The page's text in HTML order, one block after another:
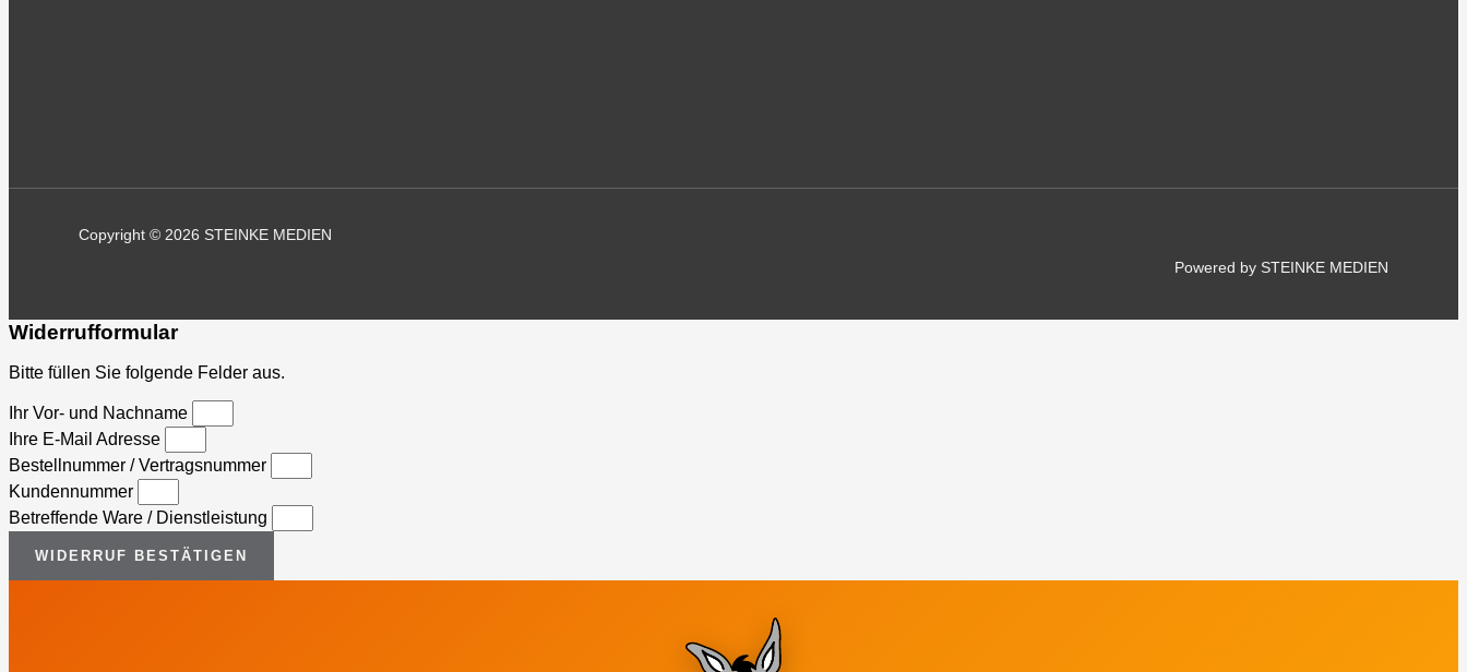
Copyright © 2026 STEINKE MEDIEN
Powered by STEINKE MEDIEN
Widerrufformular
Bitte füllen Sie folgende Felder aus.
Ihr Vor- und Nachname
Ihre E-Mail Adresse
Bestellnummer / Vertragsnummer
Kundennummer
Betreffende Ware / Dienstleistung
WIDERRUF BESTÄTIGEN